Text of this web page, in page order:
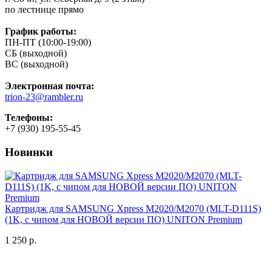
по лестнице прямо
График работы:
ПН-ПТ (10:00-19:00)
СБ (выходной)
ВС (выходной)
Электронная почта:
trion-23@rambler.ru
Телефоны:
+7 (930) 195-55-45
Новинки
Картридж для SAMSUNG Xpress M2020/M2070 (MLT-D111S)
(1K, с чипом для НОВОЙ версии ПО) UNITON Premium
1 250 р.